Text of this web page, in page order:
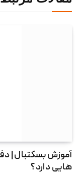
هایی دارد؟